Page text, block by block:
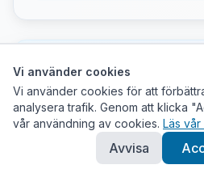
Tips
Klicka på ett synonymkort för
Använd nätverksgrafen för att
visuellt.
Vi använder cookies
Vi använder cookies för att
analysera trafik. Genom att klicka
vår användning av cookies. Läs
Avvisa